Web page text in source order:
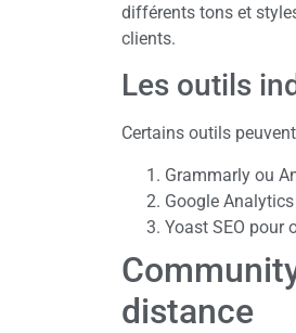
différents tons et
clients.
Les outils
Certains outils
Grammarly ou
Google
Yoast SEO pour
distance